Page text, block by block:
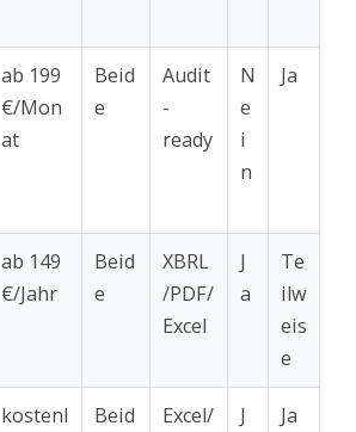
ab 199
€/Mon
at
Beid
e
Audit
-
ready
N
e
i
n
Ja
ab 149
€/Jahr
Beid
e
XBRL
/PDF/
Excel
J
a
Te
ilw
eis
e
kostenl
Beid
Excel/
J
Ja